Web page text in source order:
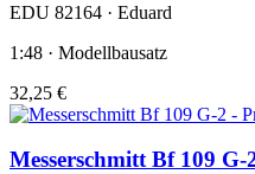
EDU 82164 · Eduard
1:48 · Modellbausatz
32,25 €
Messerschmitt Bf 109